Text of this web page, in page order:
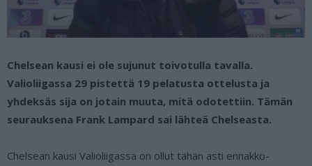
Chelsean kausi ei ole sujunut toivotulla tavalla.
Valioliigassa 29 pistettä 19 pelatusta ottelusta ja
yhdeksäs sija on jotain muuta, mitä odotettiin. Tämän
seurauksena Frank Lampard sai lähteä Chelseasta.
Chelsean kausi Valioliigassa on ollut tähän asti ennakko-